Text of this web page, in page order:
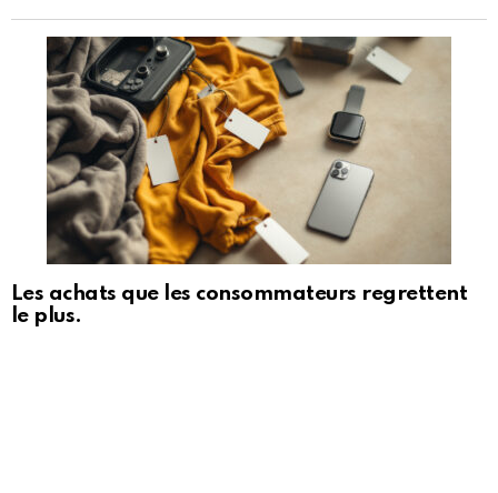
Les achats que les consommateurs regrettent
le plus.